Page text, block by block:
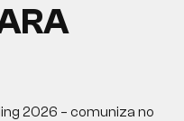
2026 – comuniza no